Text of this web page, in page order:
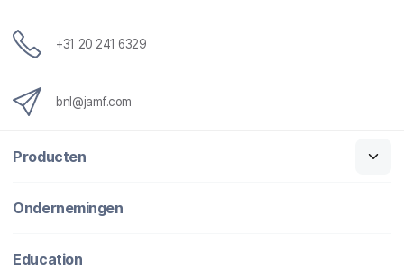
+31 20 241 6329
bnl@jamf.com
Producten
Ondernemingen
Education